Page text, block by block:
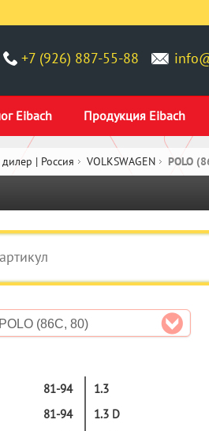
+7 (926) 887-55-88
Eibach Продукция Eibach
| Россия VOLKSWAGEN POLO
POLO (86C, 80)
81-94
81-94
1.3
1.3 D